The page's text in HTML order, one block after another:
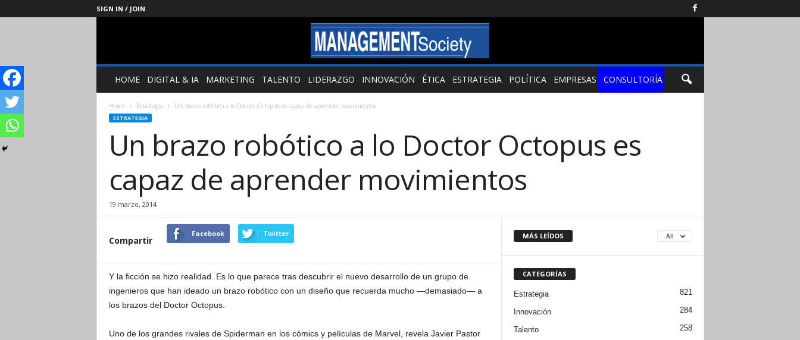
SIGN IN / JOIN
Management
SocietyHOME DIGITAL & IA MARKETING TALENTO LIDERAZGO INNOVACIÓN ÉTICA ESTRATEGIA POLÍTICA EMPRESAS CONSULTORÍA
Home Estrategia Un brazo robótico a lo Doctor Octopus es capaz de aprender movimientos
ESTRATEGIA
Un brazo robótico a lo Doctor Octopus es
capaz de aprender movimientos
19 marzo, 2014
Compartir
Facebook Twitter
Y la ficción se hizo realidad. Es lo que parece tras descubrir el nuevo desarrollo de un grupo de
ingenieros que han ideado un brazo robótico con un diseño que recuerda mucho —demasiado— a
los brazos del Doctor Octopus.
Uno de los grandes rivales de Spiderman en los cómics y películas de Marvel, revela Javier Pastor
MÁS LEÍDOS All
CATEGORÍAS
Estrategia 821
Innovación 284
Talento 258